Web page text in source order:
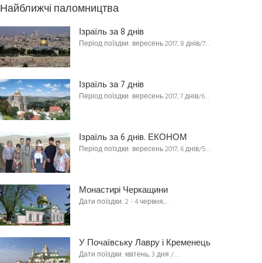
Найближчі паломництва
Ізраїль за 8 днів
Період поїздки: вересень 2017, 8 днів/7…
Ізраїль за 7 днів
Період поїздки: вересень 2017, 7 днів/6…
Ізраїль за 6 днів. ЕКОНОМ
Період поїздки: вересень 2017, 6 днів/5…
Монастирі Черкащини
Дати поїздки: 2 - 4 червня,…
У Почаївську Лавру і Кременець
Дати поїздки: квітень, 3 дня /…